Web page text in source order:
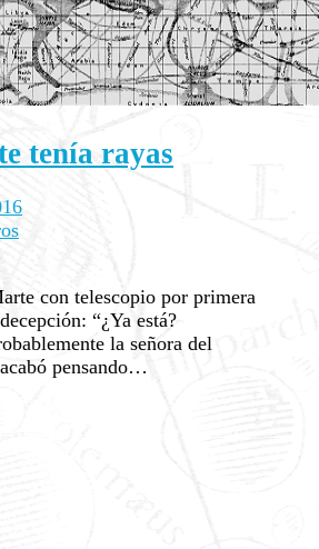
tenía rayas
con telescopio por primera
“¿Ya está?
la señora del
pensando…